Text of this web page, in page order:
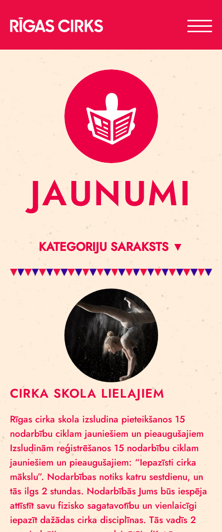
JAUNUMI
KATEGORIJU SARAKSTS ▼
CIRKA SKOLA LIELAJIEM
Rīgas cirka skola izsludina pieteikšanos 15
nodarbību ciklam jauniešiem un pieaugušajiem
Izsludinām reģistrēšanos 15 nodarbību ciklam
jauniešiem un pieaugušajiem: “Iepazīsti cirka
mākslu”. Nodarbības notiks katru sestdienu, un
tās ilgs 2 stundas. Nodarbībās Jums būs iespēja
attīstīt savu fizisko sagatavotību un vienlaicīgi
iepazīt dažādas cirka disciplīnas. Tās vadīs 2